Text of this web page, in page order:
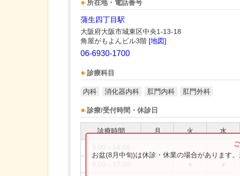
所在地・電話番号
蒲生四丁目駅
大阪府大阪市城東区中央1-13-18
角屋がもよんビル3階 [地図]
06-6930-1700
診療科目
内科 消化器内科 肛門内科 肛門外科
診療/受付時間・休診日
診療時間 月 火 水
お盆(8月中旬)は休診・休業の場合があります